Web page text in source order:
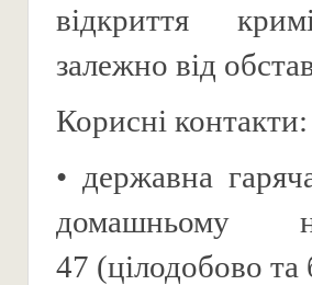
відкриття
залежно від
Корисні контакти:
• державна
47 (цілодобово та